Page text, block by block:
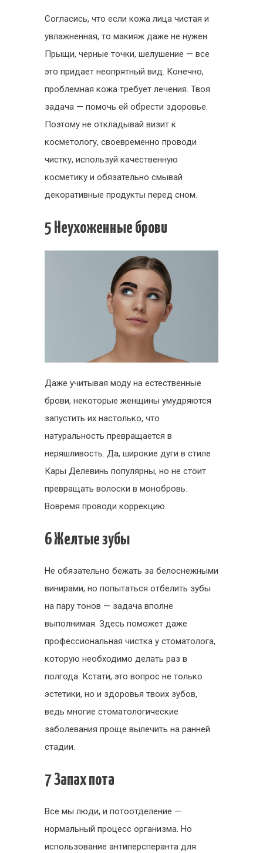
Согласись, что если кожа лица чистая и
увлажненная, то макияж даже не нужен.
Прыщи, черные точки, шелушение — все
это придает неопрятный вид. Конечно,
проблемная кожа требует лечения. Твоя
задача — помочь ей обрести здоровье.
Поэтому не откладывай визит к
косметологу, своевременно проводи
чистку, используй качественную
косметику и обязательно смывай
декоративные продукты перед сном.
5 Неухоженные брови
Даже учитывая моду на естественные
брови, некоторые женщины умудряются
запустить их настолько, что
натуральность превращается в
неряшливость. Да, широкие дуги в стиле
Кары Делевинь популярны, но не стоит
превращать волоски в монобровь.
Вовремя проводи коррекцию.
6 Желтые зубы
Не обязательно бежать за белоснежными
винирами, но попытаться отбелить зубы
на пару тонов — задача вполне
выполнимая. Здесь поможет даже
профессиональная чистка у стоматолога,
которую необходимо делать раз в
полгода. Кстати, это вопрос не только
эстетики, но и здоровья твоих зубов,
ведь многие стоматологические
заболевания проще вылечить на ранней
стадии.
7 Запах пота
Все мы люди, и потоотделение —
нормальный процесс организма. Но
использование антиперсперанта для